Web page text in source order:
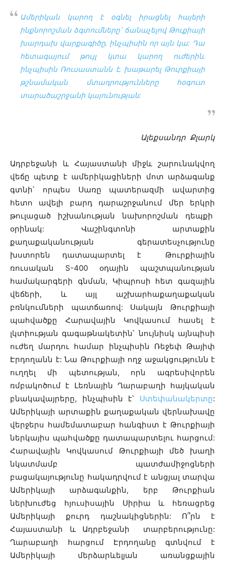
Ամերիկան կարող է օգնել իրացնել հայերի
ինքնորոշման ձգտումները՝ ճանաչելով Թուքիայի
խարդախ վարքագիծը, ինչպիսին որ այն կա: Դա
հետագայում թույլ կտա կարող ուժերին,
ինչպիսին Ռուսաստանն է, խաթարել Թուրքիայի
թշնամական մտադրությունները հօգուտ
տարածաշրջանի կայունության:
Ալեքսանդր Քլարկ
Ադրբեջանի և Հայաստանի միջև շարունակվող
վեճը պետք է ամերիկացիների մոտ արձագանք
գտնի՝ որպես Սառը պատերազմի ավարտից
հետո ավելի բարդ դարաշրջանում մեր երկրի
թուլացած իշխանության նախորոշման դեպքի
օրինակ: Վաշինգտոնի արտաքին
քաղաքականության գերատեսչությունը
խստորեն դատապարտել է Թուրքիային
ռուսական S-400 օդային պաշտպանության
համակարգերի գնման, Կիպրոսի հետ գազային
վեճերի, և այլ աշխարհաքաղաքական
բռնկումների պատճառով: Սակայն Թուրքիայի
պահվածքը Հարավային Կովկասում հասել է
լկտիության գագաթնակետին՝ նույնիսկ այնպիսի
ուժեղ մարդու համար ինչպիսին Ռեջեփ Թայիփ
Էրդողանն է: Նա Թուրքիայի ողջ աջակցությունն է
ուղղել մի պետության, որն ագրեսիվորեն
ռմբակոծում է Լեռնային Ղարաբաղի հայկական
բնակավայրերը, ինչպիսին է՝ Ստեփանակերտը:
Ամերիկայի արտաքին քաղաքական վերնախավը
վերջերս համեմատաբար հանգիստ է Թուրքիայի
ներկայիս պահվածքը դատապարտելու հարցում:
Հարավային Կովկասում Թուրքիայի մեծ խաղի
նկատմամբ պատժամիջոցների
բացակայությունը հակադրվում է անցյալ տարվա
Ամերիկայի արձագանքին, երբ Թուրքիան
ներխուժեց հյուսիսային Սիրիա և հեռացրեց
Ամերիկայի քուրդ դաշնակիցներին: Ո՞րն է
Հայաստանի և Ադրբեջանի տարբերությունը:
Ղարաբաղի հարցում Էրդողանը գտնվում է
Ամերիկայի մերձարևելյան առանցքային